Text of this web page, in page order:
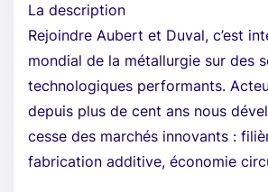
La description
Rejoindre Aubert et Duval, c’est
mondial de la métallurgie sur des
technologiques performants.
depuis plus de cent ans nous
cesse des marchés innovants :
fabrication additive, économie